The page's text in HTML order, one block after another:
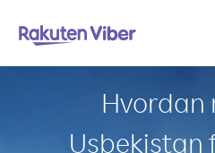
Hvordan
Usbekistan